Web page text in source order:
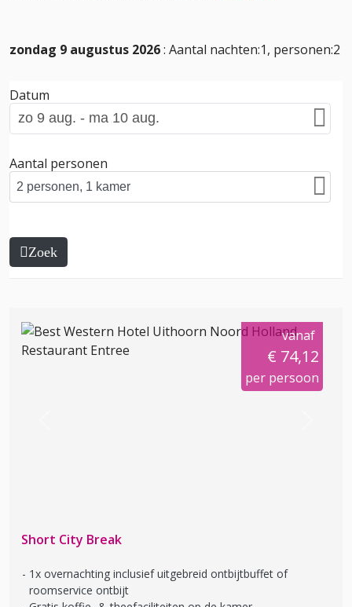
zondag 9 augustus 2026: Aantal nachten:1, personen:2
Datum
Aantal personen
Zoek
vanaf
€ 74,12
per persoon
Short City Break
1x overnachting inclusief uitgebreid ontbijtbuffet of
roomservice ontbijt